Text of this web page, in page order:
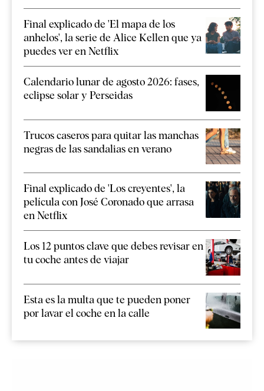
Final explicado de 'El mapa de los
anhelos', la serie de Alice Kellen que ya
puedes ver en Netflix
Calendario lunar de agosto 2026: fases,
eclipse solar y Perseidas
Trucos caseros para quitar las manchas
negras de las sandalias en verano
Final explicado de 'Los creyentes', la
película con José Coronado que arrasa
en Netflix
Los 12 puntos clave que debes revisar en
tu coche antes de viajar
Esta es la multa que te pueden poner
por lavar el coche en la calle